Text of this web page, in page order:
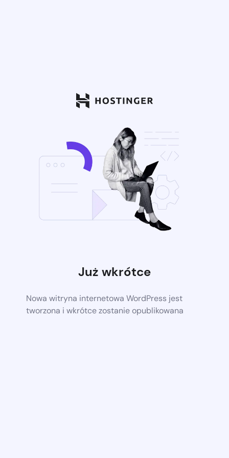
Już wkrótce
Nowa witryna internetowa WordPress jest
tworzona i wkrótce zostanie opublikowana